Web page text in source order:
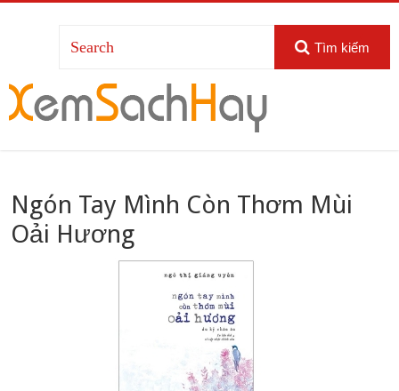
Tìm kiếm
Ngón Tay Mình Còn Thơm Mùi
Oải Hương